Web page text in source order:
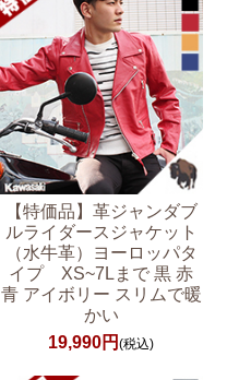
【特価品】革ジャンダブ
ルライダースジャケット
（水牛革）ヨーロッパタ
イプ XS~7Lまで 黒 赤
青 アイボリー スリムで暖
かい
19,990円(税込)